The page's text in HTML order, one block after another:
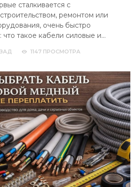
сталкивается с
ремонтом или
очень быстро
что такое кабели силовые и…
1147 ПРОСМОТРА